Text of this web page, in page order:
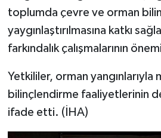
toplumda çevre ve orman
yaygınlaştırılmasına katkı
farkındalık çalışmalarının
Yetkililer, orman yangınlarıyla
bilinçlendirme faaliyetlerinin
ifade etti. (İHA)